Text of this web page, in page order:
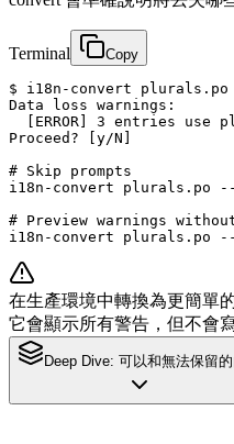
Terminal Copy
$ i18n-convert
Data loss warnings:
[ERROR] 3 entries use
Proceed? [y/N]
# Skip prompts
i18n-convert plurals.po
# Preview warnings
i18n-convert plurals.po
在生產環境中轉換為更簡單
它會顯示所有警告，但不會
Deep Dive: 可以和無法保留